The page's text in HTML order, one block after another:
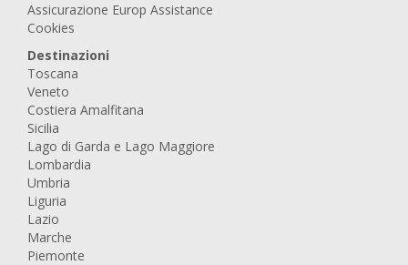
Assicurazione Europ Assistance
Cookies
Destinazioni
Toscana
Veneto
Costiera Amalfitana
Sicilia
Lago di Garda e Lago Maggiore
Lombardia
Umbria
Liguria
Lazio
Marche
Piemonte